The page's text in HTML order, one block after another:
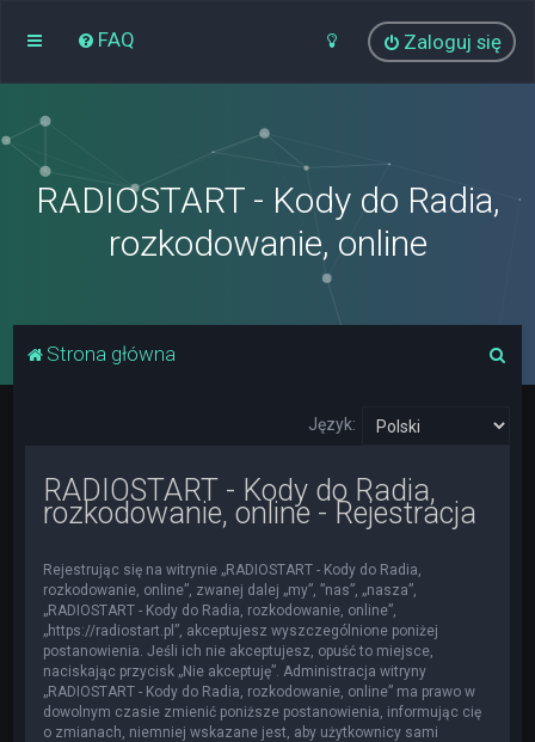
FAQ Zaloguj się
RADIOSTART - Kody do Radia,
rozkodowanie, online
Strona główna
Język:
RADIOSTART - Kody do Radia,
rozkodowanie, online - Rejestracja
Rejestrując się na witrynie „RADIOSTART - Kody do Radia,
rozkodowanie, online”, zwanej dalej „my”, ”nas”, „nasza”,
„RADIOSTART - Kody do Radia, rozkodowanie, online”,
„https://radiostart.pl”, akceptujesz wyszczególnione poniżej
postanowienia. Jeśli ich nie akceptujesz, opuść to miejsce,
naciskając przycisk „Nie akceptuję”. Administracja witryny
„RADIOSTART - Kody do Radia, rozkodowanie, online” ma prawo w
dowolnym czasie zmienić poniższe postanowienia, informując cię
o zmianach, niemniej wskazane jest, aby użytkownicy sami